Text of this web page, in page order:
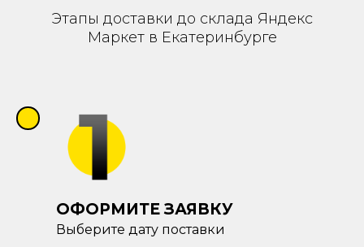
Этапы доставки до склада Яндекс
Маркет в Екатеринбурге
ОФОРМИТЕ ЗАЯВКУ
Выберите дату поставки